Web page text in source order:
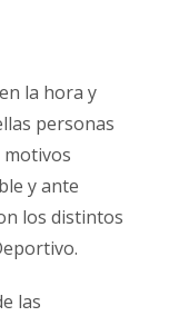
la hora y
personas
y ante
los distintos
las